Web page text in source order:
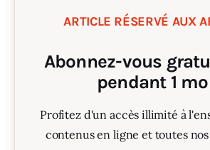
ARTICLE RÉSERVÉ AUX
Abonnez-vous
pendant 1
Profitez d'un accès illimité à
contenus en ligne et toutes